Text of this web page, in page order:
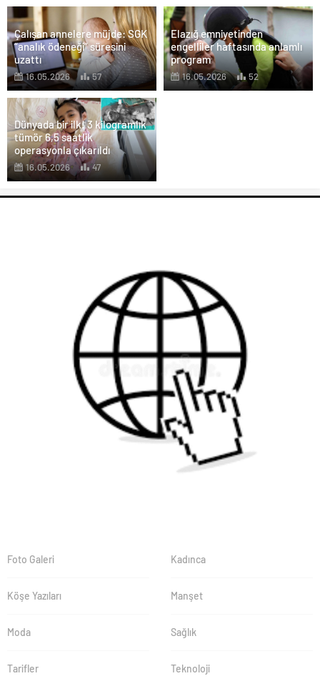
Çalışan annelere müjde: SGK
“analık ödeneği” süresini
uzattı
16.05.2026 57
Elazığ emniyetinden
engelliler haftasında anlamlı
program
16.05.2026 52
Dünyada bir ilk! 3 kilogramlık
tümör 6,5 saatlik
operasyonla çıkarıldı
16.05.2026 47
Foto Galeri Kadınca
Köşe Yazıları Manşet
Moda Sağlık
Tarifler Teknoloji